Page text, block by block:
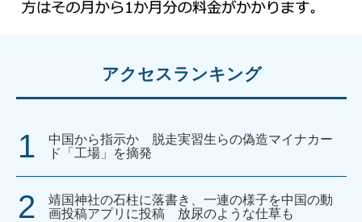
アクセスランキング
中国から指示か 脱走実習生らの偽造マイナカー
ド「工場」を摘発
靖国神社の石柱に落書き、一連の様子を中国の動
画投稿アプリに投稿 放尿のような仕草も